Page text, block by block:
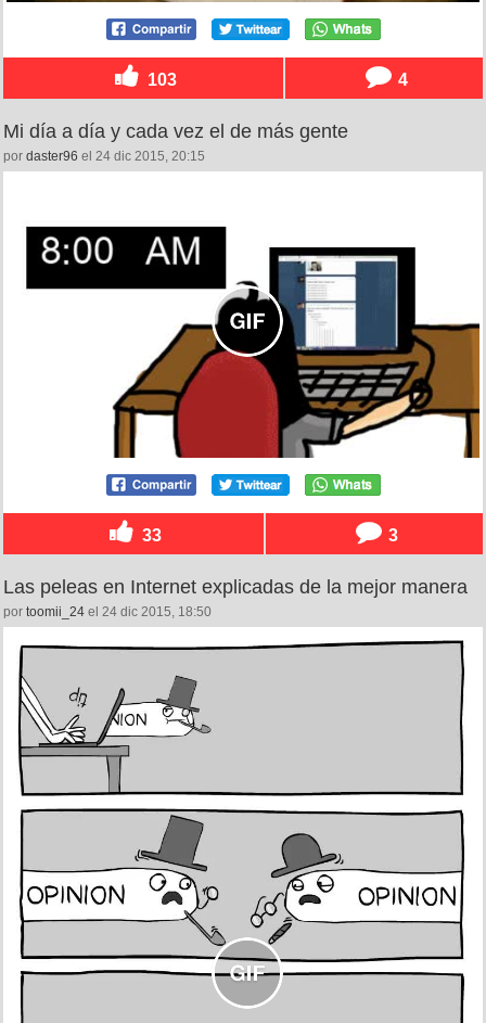
103 4
Mi día a día y cada vez el de más gente
por daster96 el 24 dic 2015, 20:15
33 3
Las peleas en Internet explicadas de la mejor manera
por toomii_24 el 24 dic 2015, 18:50